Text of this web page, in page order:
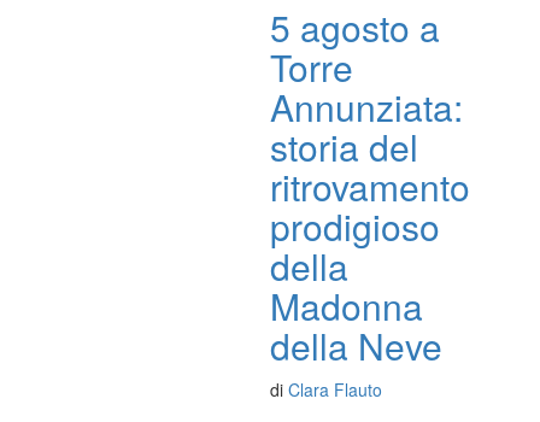
5 agosto a
Torre
Annunziata:
storia del
ritrovamento
prodigioso
della
Madonna
della Neve
di Clara Flauto